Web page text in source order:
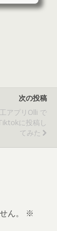
みにイベントに
次の投稿
アプリOlli で
に投稿し
てみた
ん。
※